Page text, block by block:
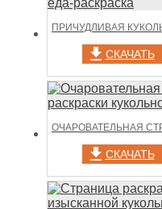
СКАЧАТЬ
СКАЧАТЬ